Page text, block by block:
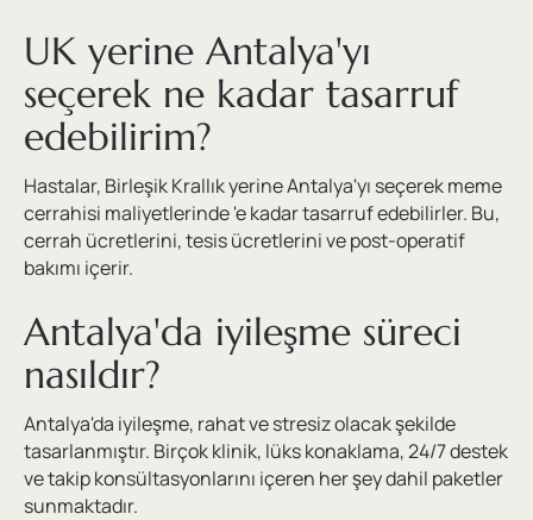
UK yerine Antalya'yı
seçerek ne kadar tasarruf
edebilirim?
Hastalar, Birleşik Krallık yerine Antalya'yı seçerek meme
cerrahisi maliyetlerinde 'e kadar tasarruf edebilirler. Bu,
cerrah ücretlerini, tesis ücretlerini ve post-operatif
bakımı içerir.
Antalya'da iyileşme süreci
nasıldır?
Antalya'da iyileşme, rahat ve stresiz olacak şekilde
tasarlanmıştır. Birçok klinik, lüks konaklama, 24/7 destek
ve takip konsültasyonlarını içeren her şey dahil paketler
sunmaktadır.